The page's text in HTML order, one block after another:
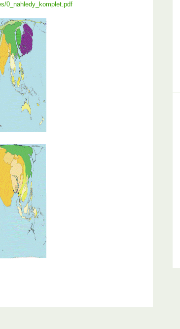
0_nahledy_komplet.pdf